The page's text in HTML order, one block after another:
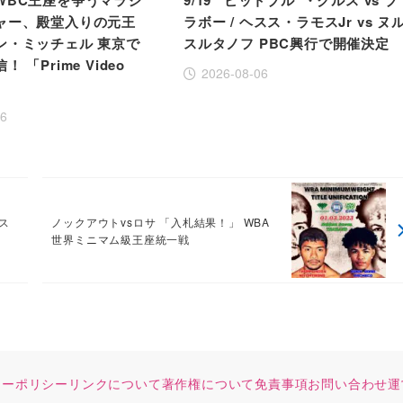
ー、殿堂入りの元王
・ミッチェル 東京で
！ 「Prime Video
ラボー / ヘスス・ラモスJr vs ヌ
スルタノフ PBC興行で開催決定
2026-08-06
ノックアウトvsロサ 「入札結果！」 WBA
世界ミニマム級王座統一戦
ポリシー リンクについて著作権について免責事項お問い合わせ